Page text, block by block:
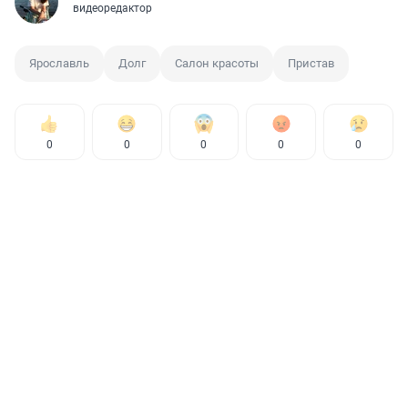
видеоредактор
Ярославль Долг Салон красоты Пристав
0 0 0 0 0